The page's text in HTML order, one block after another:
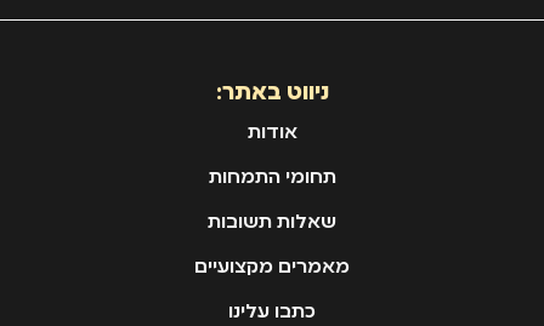
ניווט באתר:
אודות
תחומי התמחות
שאלות תשובות
מאמרים מקצועיים
כתבו עלינו